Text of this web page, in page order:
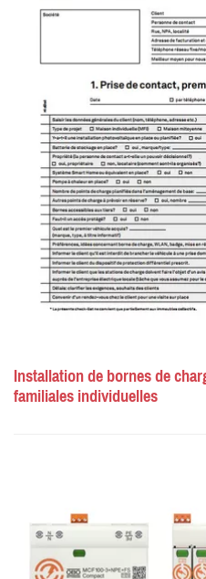
Installation de bornes de
familiales individuelles